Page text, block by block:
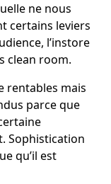
ne nous
certains leviers
l’instore
clean room.
rentables mais
parce que
Sophistication
qu’il est